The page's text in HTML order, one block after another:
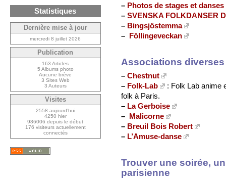
– Photos de stages et danses
– SVENSKA FOLKDANSER
– Bingsjöstemma
– Föllingeveckan
Associations diverses
– Chestnut
– Folk-Lab
: Folk Lab anime
folk à Paris.
– La Gerboise
– Malicorne
– Breuil Bois Robert
– L’Amuse-danse
Trouver une soirée,
parisienne
Statistiques
Dernière mise à jour
mercredi 8 juillet 2026
Publication
163 Articles
5 Albums photo
Aucune brève
3 Sites Web
3 Auteurs
Visites
2558 aujourd’hui
4250 hier
986006 depuis le début
176 visiteurs actuellement
connectés